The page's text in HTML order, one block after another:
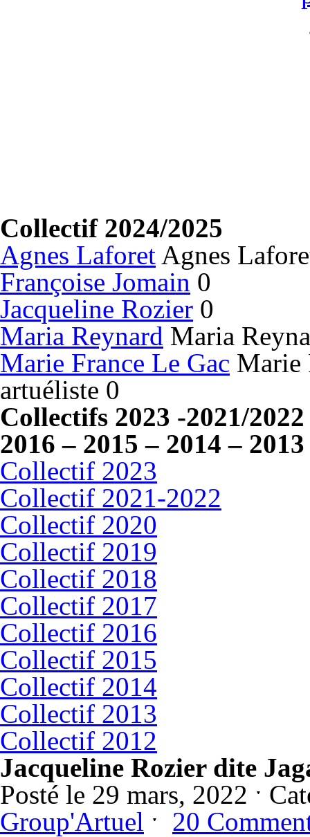
Collectif 2024/2025
Agnes Laforet Agnes
Françoise Jomain 0
Jacqueline Rozier 0
Maria Reynard Maria
Marie France Le Gac Marie
artuéliste 0
Collectifs 2023 -2021/
2016 – 2015 – 2014 –
Collectif 2023
Collectif 2021-2022
Collectif 2020
Collectif 2019
Collectif 2018
Collectif 2017
Collectif 2016
Collectif 2015
Collectif 2014
Collectif 2013
Collectif 2012
Jacqueline Rozier dite
Posté le 29 mars, 2022 ˑ
Group'Artuel ˑ 20